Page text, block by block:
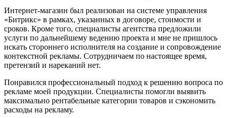
Интернет-магазин был реализован на системе управления
«Битрикс» в рамках, указанных в договоре, стоимости и
сроков. Кроме того, специалисты агентства предложили
услуги по дальнейшему ведению проекта и мне не пришлось
искать стороннего исполнителя на создание и сопровождение
контекстной рекламы. Сотрудничаем по настоящее время,
претензий и нареканий нет.
Понравился профессиональный подход к решению вопроса по
рекламе моей продукции. Специалисты помогли выявить
максимально рентабельные категории товаров и сэкономить
расходы на рекламу.